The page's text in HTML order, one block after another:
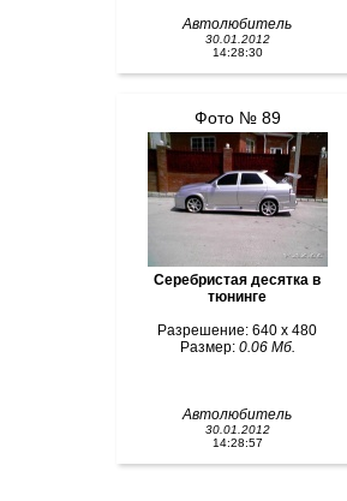
Автолюбитель
30.01.2012
14:28:30
Фото № 89
Серебристая десятка в
тюнинге
Разрешение: 640 x 480
Размер: 0.06 Мб.
Автолюбитель
30.01.2012
14:28:57